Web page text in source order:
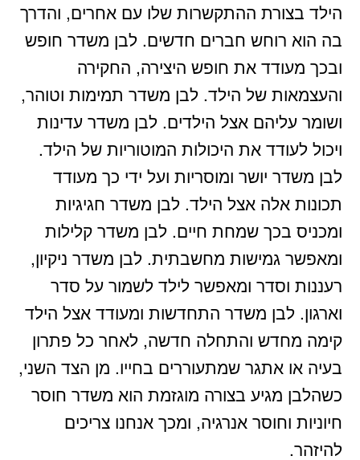
הילד בצורת ההתקשרות שלו עם אחרים, והדרך
בה הוא רוחש חברים חדשים. לבן משדר חופש
ובכך מעודד את חופש היצירה, החקירה
והעצמאות של הילד. לבן משדר תמימות וטוהר,
ושומר עליהם אצל הילדים. לבן משדר עדינות
ויכול לעודד את היכולות המוטוריות של הילד.
לבן משדר יושר ומוסריות ועל ידי כך מעודד
תכונות אלה אצל הילד. לבן משדר חגיגיות
ומכניס בכך שמחת חיים. לבן משדר קלילות
ומאפשר גמישות מחשבתית. לבן משדר ניקיון,
רעננות וסדר ומאפשר לילד לשמור על סדר
וארגון. לבן משדר התחדשות ומעודד אצל הילד
קימה מחדש והתחלה חדשה, לאחר כל פתרון
בעיה או אתגר שמתעוררים בחייו. מן הצד השני,
כשהלבן מגיע בצורה מוגזמת הוא משדר חוסר
חיוניות וחוסר אנרגיה, ומכך אנחנו צריכים
להיזהר.